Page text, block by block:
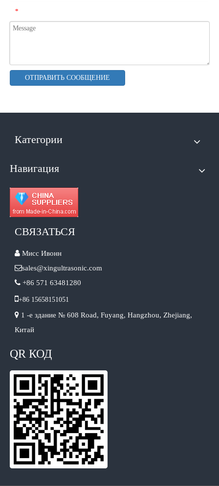
*
ОТПРАВИТЬ СООБЩЕНИЕ
Категории
Навигация
СВЯЗАТЬСЯ
 Мисс Ивонн
sales@xingultrasonic.com
 +86 571 63481280
+86 15658151051
 1 -е здание № 608 Road, Fuyang, Hangzhou, Zhejiang,
Китай
QR КОД